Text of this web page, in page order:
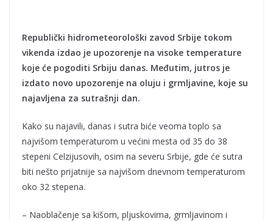
Republički hidrometeorološki zavod Srbije tokom
vikenda izdao je upozorenje na visoke temperature
koje će pogoditi Srbiju danas. Međutim, jutros je
izdato novo upozorenje na oluju i grmljavine, koje su
najavljena za sutrašnji dan.
Kako su najavili, danas i sutra biće veoma toplo sa
najvišom temperaturom u većini mesta od 35 do 38
stepeni Celzijusovih, osim na severu Srbije, gde će sutra
biti nešto prijatnije sa najvišom dnevnom temperaturom
oko 32 stepena.
– Naoblačenje sa kišom, pljuskovima, grmljavinom i